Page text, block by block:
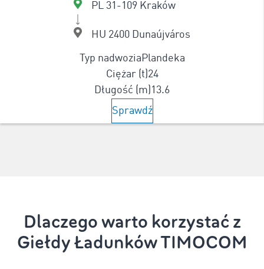
PL 31-109 Kraków
HU 2400 Dunaújváros
Typ nadwozia Plandeka
Ciężar (t)24
Długość (m)13.6
Sprawdź
Dlaczego warto korzystać z
Giełdy Ładunków TIMOCOM